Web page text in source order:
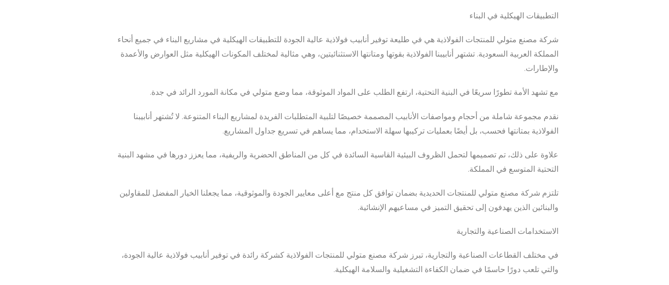
التطبيقات الهيكلية في البناء
شركة مصنع متولي للمنتجات الفولاذية هي في طليعة توفير أنابيب فولاذية عالية الجودة للتطبيقات الهيكلية في مشاريع البناء في جميع أنحاء
المملكة العربية السعودية. تشتهر أنابيبنا الفولاذية بقوتها ومتانتها الاستثنائيتين، وهي مثالية لمختلف المكونات الهيكلية مثل العوارض والأعمدة
والإطارات.
مع تشهد الأمة تطورًا سريعًا في البنية التحتية، ارتفع الطلب على المواد الموثوقة، مما وضع متولي في مكانة المورد الرائد في جدة.
نقدم مجموعة شاملة من أحجام ومواصفات الأنابيب المصممة خصيصًا لتلبية المتطلبات الفريدة لمشاريع البناء المتنوعة. لا تُشتهر أنابيبنا
الفولاذية بمتانتها فحسب، بل أيضًا بعمليات تركيبها سهلة الاستخدام، مما يساهم في تسريع جداول المشاريع.
علاوة على ذلك، تم تصميمها لتحمل الظروف البيئية القاسية السائدة في كل من المناطق الحضرية والريفية، مما يعزز دورها في مشهد البنية
التحتية المتوسع في المملكة.
تلتزم شركة مصنع متولي للمنتجات الحديدية بضمان توافق كل منتج مع أعلى معايير الجودة والموثوقية، مما يجعلنا الخيار المفضل للمقاولين
والبنائين الذين يهدفون إلى تحقيق التميز في مساعيهم الإنشائية.
الاستخدامات الصناعية والتجارية
في مختلف القطاعات الصناعية والتجارية، تبرز شركة مصنع متولي للمنتجات الفولاذية كشركة رائدة في توفير أنابيب فولاذية عالية الجودة،
والتي تلعب دورًا حاسمًا في ضمان الكفاءة التشغيلية والسلامة الهيكلية.